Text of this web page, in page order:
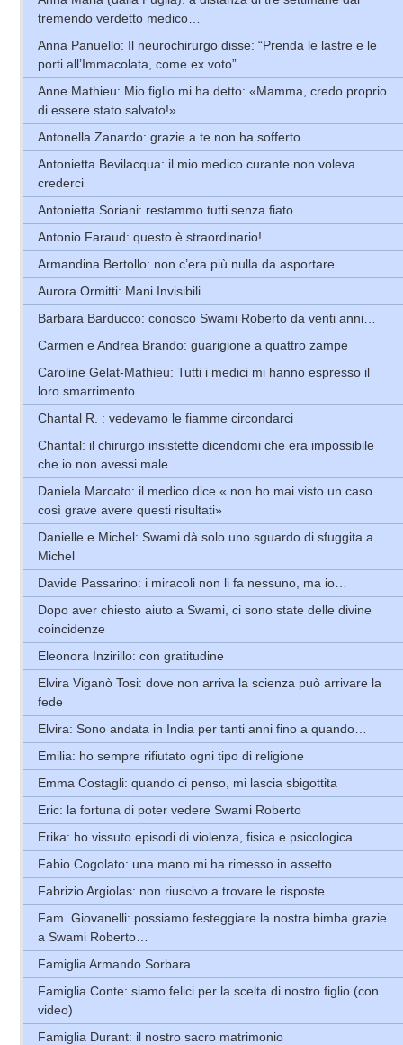
tremendo verdetto medico…
Anna Panuello: Il neurochirurgo disse: “Prenda le lastre e le
porti all’Immacolata, come ex voto”
Anne Mathieu: Mio figlio mi ha detto: «Mamma, credo proprio
di essere stato salvato!»
Antonella Zanardo: grazie a te non ha sofferto
Antonietta Bevilacqua: il mio medico curante non voleva
crederci
Antonietta Soriani: restammo tutti senza fiato
Antonio Faraud: questo è straordinario!
Armandina Bertollo: non c’era più nulla da asportare
Aurora Ormitti: Mani Invisibili
Barbara Barducco: conosco Swami Roberto da venti anni…
Carmen e Andrea Brando: guarigione a quattro zampe
Caroline Gelat-Mathieu: Tutti i medici mi hanno espresso il
loro smarrimento
Chantal R. : vedevamo le fiamme circondarci
Chantal: il chirurgo insistette dicendomi che era impossibile
che io non avessi male
Daniela Marcato: il medico dice « non ho mai visto un caso
così grave avere questi risultati»
Danielle e Michel: Swami dà solo uno sguardo di sfuggita a
Michel
Davide Passarino: i miracoli non li fa nessuno, ma io…
Dopo aver chiesto aiuto a Swami, ci sono state delle divine
coincidenze
Eleonora Inzirillo: con gratitudine
Elvira Viganò Tosi: dove non arriva la scienza può arrivare la
fede
Elvira: Sono andata in India per tanti anni fino a quando…
Emilia: ho sempre rifiutato ogni tipo di religione
Emma Costagli: quando ci penso, mi lascia sbigottita
Eric: la fortuna di poter vedere Swami Roberto
Erika: ho vissuto episodi di violenza, fisica e psicologica
Fabio Cogolato: una mano mi ha rimesso in assetto
Fabrizio Argiolas: non riuscivo a trovare le risposte…
Fam. Giovanelli: possiamo festeggiare la nostra bimba grazie
a Swami Roberto…
Famiglia Armando Sorbara
Famiglia Conte: siamo felici per la scelta di nostro figlio (con
video)
Famiglia Durant: il nostro sacro matrimonio